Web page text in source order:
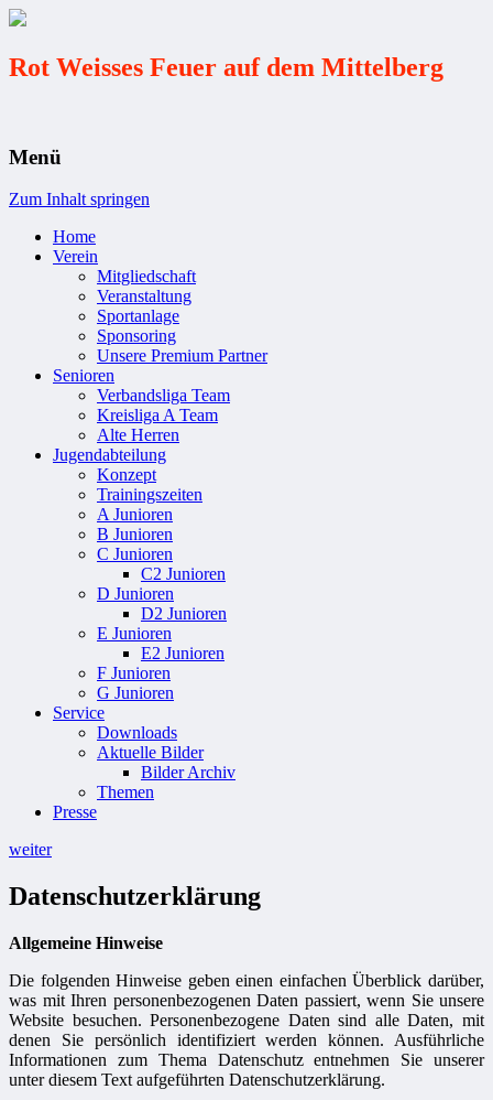
Rot Weisses Feuer auf dem Mittelberg
Menü
Zum Inhalt springen
Home
Verein
Mitgliedschaft
Veranstaltung
Sportanlage
Sponsoring
Unsere Premium Partner
Senioren
Verbandsliga Team
Kreisliga A Team
Alte Herren
Jugendabteilung
Konzept
Trainingszeiten
A Junioren
B Junioren
C Junioren
C2 Junioren
D Junioren
D2 Junioren
E Junioren
E2 Junioren
F Junioren
G Junioren
Service
Downloads
Aktuelle Bilder
Bilder Archiv
Themen
Presse
weiter
Datenschutzerklärung
Allgemeine Hinweise
Die folgenden Hinweise geben einen einfachen Überblick darüber,
was mit Ihren personenbezogenen Daten passiert, wenn Sie unsere
Website besuchen. Personenbezogene Daten sind alle Daten, mit
denen Sie persönlich identifiziert werden können. Ausführliche
Informationen zum Thema Datenschutz entnehmen Sie unserer
unter diesem Text aufgeführten Datenschutzerklärung.